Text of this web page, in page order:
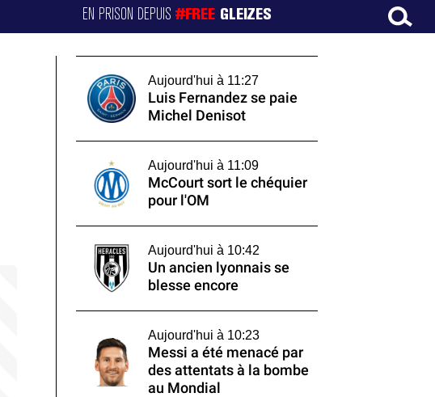
EN PRISON DEPUIS#FREE GLEIZES
Aujourd'hui à 11:27
Luis Fernandez se paie
Michel Denisot
Aujourd'hui à 11:09
McCourt sort le chéquier
pour l'OM
Aujourd'hui à 10:42
Un ancien lyonnais se
blesse encore
Aujourd'hui à 10:23
Messi a été menacé par
des attentats à la bombe
au Mondial